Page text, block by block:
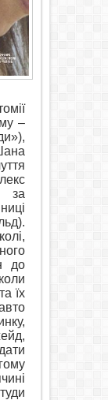
–
за
до
їх